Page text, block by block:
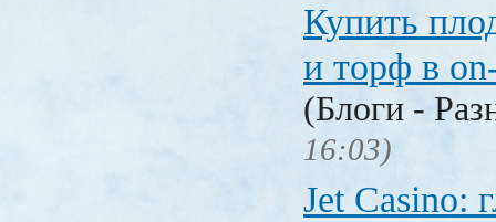
Купить
и торф в
(Блоги -
16:03)
Jet Сasino: